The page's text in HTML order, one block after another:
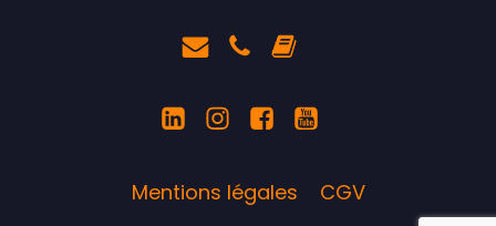
Mentions légales CGV